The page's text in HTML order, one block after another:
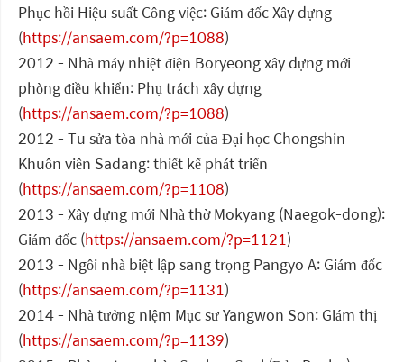
Phục hồi Hiệu suất Công việc: Giám đốc Xây dựng
(https://ansaem.com/?p=1088)
2012 - Nhà máy nhiệt điện Boryeong xây dựng mới
phòng điều khiển: Phụ trách xây dựng
(https://ansaem.com/?p=1088)
2012 - Tu sửa tòa nhà mới của Đại học Chongshin
Khuôn viên Sadang: thiết kế phát triển
(https://ansaem.com/?p=1108)
2013 - Xây dựng mới Nhà thờ Mokyang (Naegok-dong):
Giám đốc (https://ansaem.com/?p=1121)
2013 - Ngôi nhà biệt lập sang trọng Pangyo A: Giám đốc
(https://ansaem.com/?p=1131)
2014 - Nhà tưởng niệm Mục sư Yangwon Son: Giám thị
(https://ansaem.com/?p=1139)